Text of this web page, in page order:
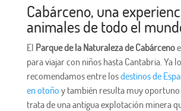
Cabárceno, una
animales de todo el
El Parque de la Naturaleza de Cabárceno
para viajar con niños hasta Cantabria. Ya lo
recomendamos entre losdestinos de
en otoño y también resulta muy oportuno
trata de una antigua explotación minera